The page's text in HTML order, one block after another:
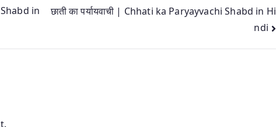
Shabd in
छाती का पर्यायवाची | Chhati ka Paryayvachi Shabd in Hi
ndi